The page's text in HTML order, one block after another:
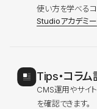
使い方を学べる
Studioアカデミー
Tips・コラ
CMS運用やサイ
を確認できます。